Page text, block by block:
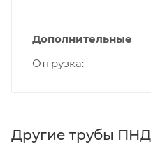
Дополнительные
Отгрузка
Другие трубы